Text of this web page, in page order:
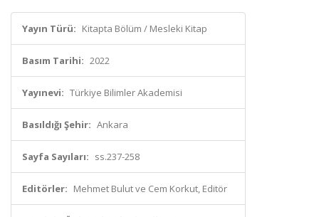
Yayın Türü: Kitapta Bölüm / Mesleki Kitap
Basım Tarihi: 2022
Yayınevi: Türkiye Bilimler Akademisi
Basıldığı Şehir: Ankara
Sayfa Sayıları: ss.237-258
Editörler: Mehmet Bulut ve Cem Korkut, Editör